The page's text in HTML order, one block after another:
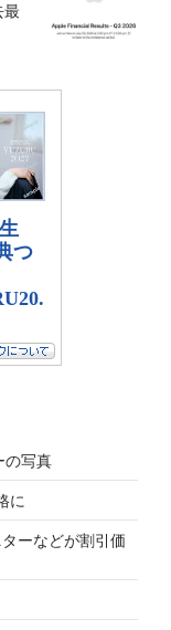
最
の写真
に
ーなどが割引価